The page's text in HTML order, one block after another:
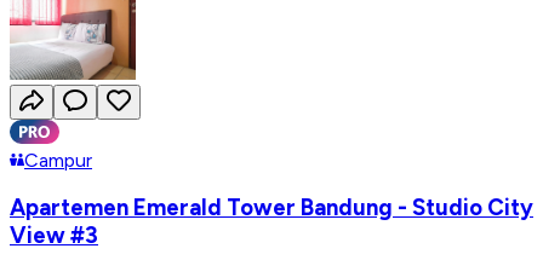
Campur
Apartemen Emerald Tower Bandung - Studio City
View #3